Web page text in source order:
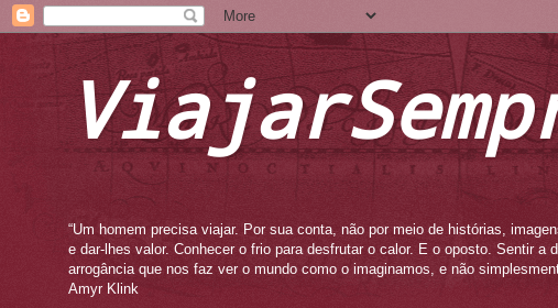
“Um homem precisa viajar. Por sua conta, não por meio de histórias,
e dar-lhes valor. Conhecer o frio para desfrutar o calor. E o oposto. Sentir
arrogância que nos faz ver o mundo como o imaginamos, e não
Amyr Klink